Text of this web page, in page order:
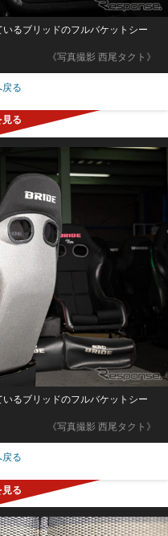
《写真撮影 西尾タクト》
るブリッドのフルバケットシー
戻る
《写真撮影 西尾タクト》
るブリッドのフルバケットシー
戻る